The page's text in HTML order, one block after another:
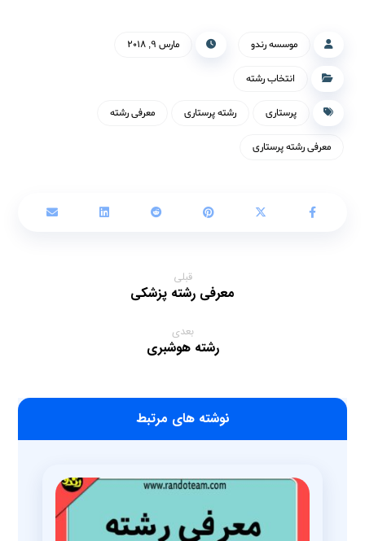
موسسه رندو مارس ۹, ۲۰۱۸
انتخاب رشته
پرستاری رشته پرستاری معرفی رشته
معرفی رشته پرستاری
قبلی
معرفی رشته پزشکی
بعدی
رشته هوشبری
‫نوشته های مرتبط